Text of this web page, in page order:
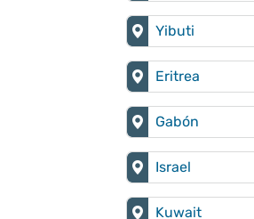
Yibuti
Eritrea
Gabón
Israel
Kuwait